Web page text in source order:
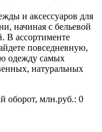
и аксессуаров для
начиная с бельевой
В ассортименте
повседневную,
одежду самых
натуральных
оборот, млн.руб.: 0